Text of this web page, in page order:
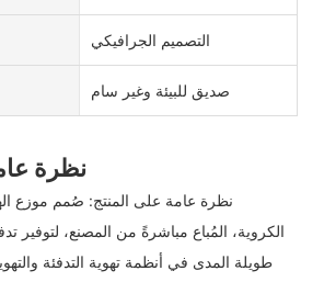
التصميم الجرافيكي
صديق للبيئة وغير سام
نظرة
نظرة عامة على المنتج: صُمم موزع
الكروية، المُباع مباشرةً من المصنع، لتوفير
طويلة المدى في أنظمة تهوية التدفئة